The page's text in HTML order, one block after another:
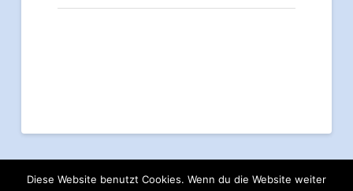
IMPRESSUM EU-DATENSCHUTZGRUNDVERORDNUNG
Diese Website benutzt Cookies. Wenn du die Website weiter